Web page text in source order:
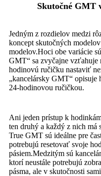
Skutočné GMT
Jedným z rozdielov medzi
koncept skutočných
modelov.Hoci obe variácie
GMT“ sa zvyčajne vzťahuje
hodinovú ručičku nastaviť
„kancelársky GMT“ opisuje
24-hodinovou ručičkou.
Ani jeden prístup k
ten druhý a každý z nich má
True GMT sú ideálne pre
potrebujú resetovať svoje
pásiem.Medzitým sú
ktorí neustále potrebujú
pásma, ale v skutočnosti